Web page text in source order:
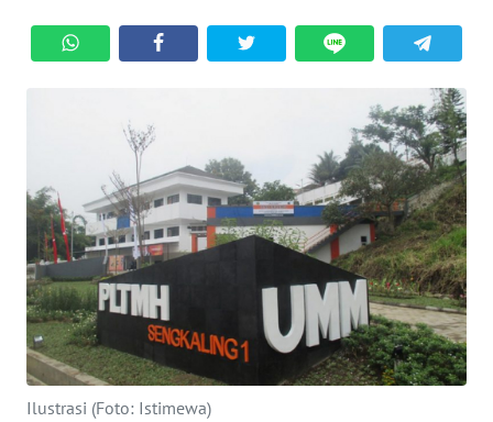
Ilustrasi (Foto: Istimewa)
SERBA-
SERBI
INDEKS
BERITA
KONTAK
KAMI
INFO
IKLAN